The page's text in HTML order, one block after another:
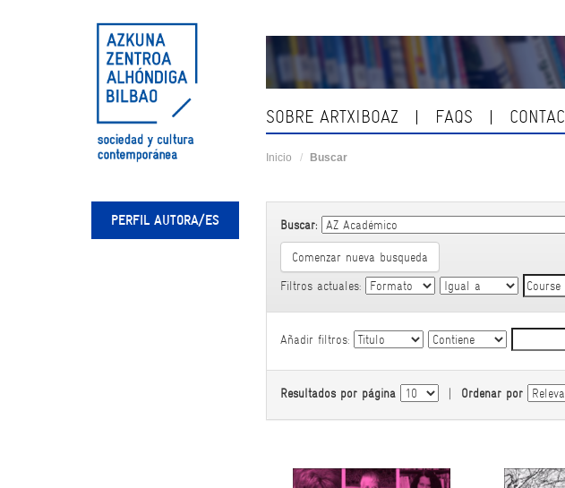
SOBRE ARTXIBOAZ FAQS
Inicio Buscar
PERFIL AUTORA/ES Buscar:
Comenzar nueva busqueda
Filtros actuales:
Añadir filtros:
Resultados por página | Ordenar por